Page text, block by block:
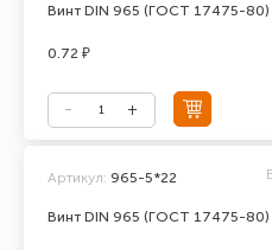
Винт DIN 965 (ГОСТ 17475-80)
0.72 ₽
Винт DIN 965 (ГОСТ 17475-80)
Артикул: 965-5*22